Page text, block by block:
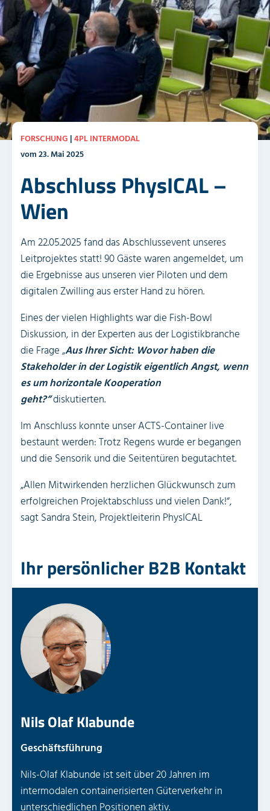
FORSCHUNG |4PL INTERMODAL
vom 23. Mai 2025
Abschluss PhysICAL –
Wien
Am 22.05.2025 fand das Abschlussevent unseres
Leitprojektes statt! 90 Gäste waren angemeldet, um
die Ergebnisse aus unseren vier Piloten und dem
digitalen Zwilling aus erster Hand zu hören.
Eines der vielen Highlights war die Fish-Bowl
Diskussion, in der Experten aus der Logistikbranche
die Frage „Aus Ihrer Sicht: Wovor haben die
Stakeholder in der Logistik eigentlich Angst, wenn
es um horizontale Kooperation
geht?“diskutierten.
Im Anschluss konnte unser ACTS-Container live
bestaunt werden: Trotz Regens wurde er begangen
und die Sensorik und die Seitentüren begutachtet.
„Allen Mitwirkenden herzlichen Glückwunsch zum
erfolgreichen Projektabschluss und vielen Dank!“,
sagt Sandra Stein, Projektleiterin PhysICAL
Ihr persönlicher B2B Kontakt
Nils Olaf Klabunde
Geschäftsführung
Nils-Olaf Klabunde ist seit über 20 Jahren im
intermodalen containerisierten Güterverkehr in
unterschiedlichen Positionen aktiv.